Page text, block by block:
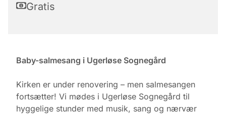
Gratis
Baby-salmesang i Ugerløse Sognegård
Kirken er under renovering – men salmesangen
fortsætter! Vi mødes i Ugerløse Sognegård til
hyggelige stunder med musik, sang og nærvær